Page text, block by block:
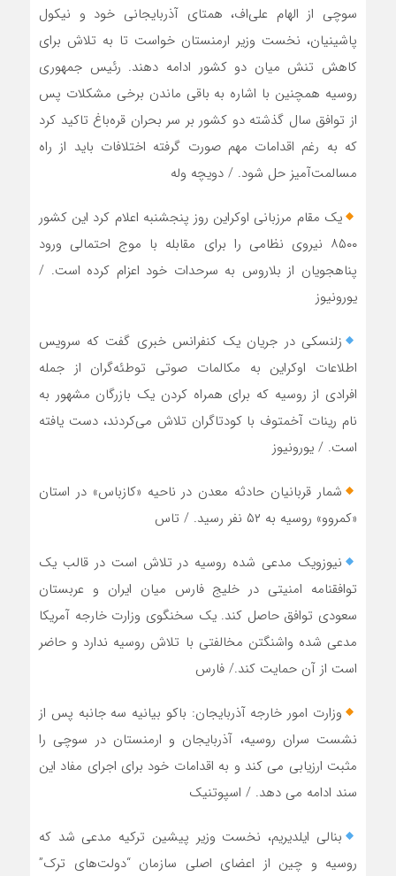
سوچی از الهام علی‌اف، همتای آذربایجانی خود و نیکول
پاشینیان، نخست وزیر ارمنستان خواست تا به تلاش برای
کاهش تنش میان دو کشور ادامه دهند. رئیس جمهوری
روسیه همچنین با اشاره به باقی ماندن برخی مشکلات پس
از توافق سال گذشته دو کشور بر سر بحران قره‌باغ تاکید کرد
که به رغم اقدامات مهم صورت گرفته اختلافات باید از راه
مسالمت‌آمیز حل شود. / دویچه وله
یک مقام مرزبانی اوکراین روز پنجشنبه اعلام کرد این کشور
۸۵۰۰ نیروی نظامی را برای مقابله با موج احتمالی ورود
پناهجویان از بلاروس به سرحدات خود اعزام کرده است. /
یورونیوز
زلنسکی در جریان یک کنفرانس خبری گفت که سرویس
اطلاعات اوکراین به مکالمات صوتی توطئه‌گران از جمله
افرادی از روسیه که برای همراه کردن یک بازرگان مشهور به
نام رینات آخمتوف با کودتاگران تلاش می‌کردند، دست یافته
است. / یورونیوز
شمار قربانیان حادثه معدن در ناحیه «کازباس» در استان
«کمروو» روسیه به ۵۲ نفر رسید. / تاس
نیوزویک مدعی شده روسیه در تلاش است در قالب یک
توافقنامه امنیتی در خلیج فارس میان ایران و عربستان
سعودی توافق حاصل کند. یک سخنگوی وزارت خارجه آمریکا
مدعی شده واشنگتن مخالفتی با تلاش روسیه ندارد و حاضر
است از آن حمایت کند./ فارس
وزارت امور خارجه آذربایجان: باکو بیانیه سه جانبه پس از
نشست سران روسیه، آذربایجان و ارمنستان در سوچی را
مثبت ارزیابی می کند و به اقدامات خود برای اجرای مفاد این
سند ادامه می دهد. / اسپوتنیک
بنالی ایلدیریم، نخست وزیر پیشین ترکیه مدعی شد که
روسیه و چین از اعضای اصلی سازمان “دولت‌های ترک”